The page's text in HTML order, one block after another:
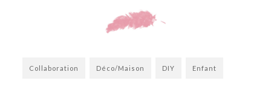
Collaboration Déco/Maison DIY Enfant